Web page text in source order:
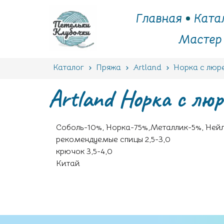
Главная
Мастер
Каталог Пряжа Artland Норка с
Соболь-10%, Норка-75%,Металлик-5%,
рекомендуемые спицы 2,5-3,0
крючок 3,5-4,0
Китай
Artland Норка с